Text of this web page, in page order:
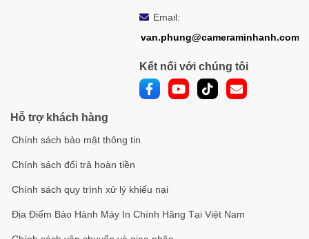
Email:
van.phung@cameraminhanh.com
Kết nối với chúng tôi
Hỗ trợ khách hàng
Chính sách bảo mật thông tin
Chính sách đổi trả hoàn tiền
Chính sách quy trình xử lý khiếu nại
Địa Điểm Bảo Hành Máy In Chính Hãng Tại Việt Nam